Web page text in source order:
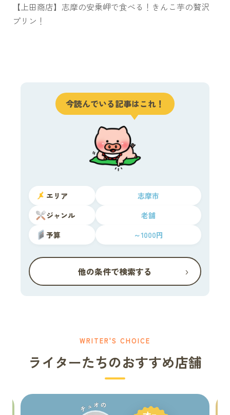
【上田商店】志摩の安乗岬で食べる！きんこ芋の贅沢
プリン！
今読んでいる記事はこれ！
エリア
志摩市
ジャンル
老舗
予算
～1000円
他の条件で検索する ›
WRITER'S CHOICE
ライターたちのおすすめ店舗
チュオの